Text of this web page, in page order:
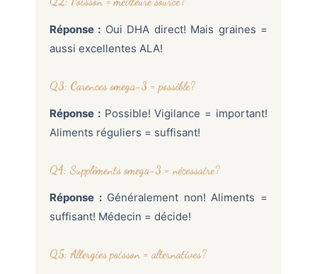
Réponse : Oui DHA direct! Mais graines =
aussi excellentes ALA!
Q3: Carences omega-3 = possible?
Réponse :Possible! Vigilance = important!
Aliments réguliers = suffisant!
Q4: Suppléments omega-3 = nécessaire?
Réponse :Généralement non! Aliments =
suffisant! Médecin = décide!
Q5: Allergies poisson = alternatives?